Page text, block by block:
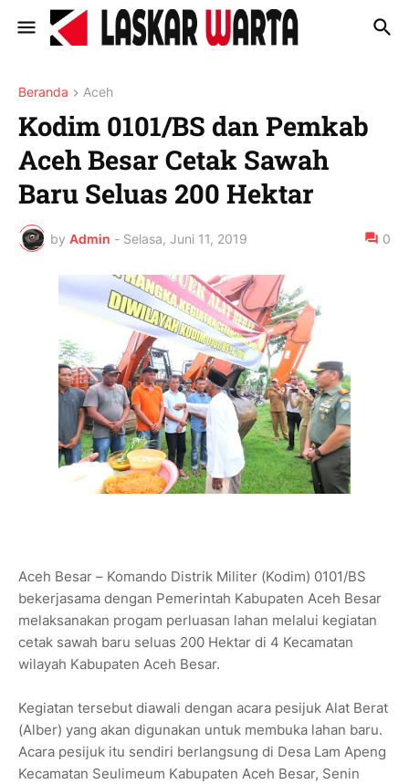
Beranda Aceh
Kodim 0101/BS dan Pemkab
Aceh Besar Cetak Sawah
Baru Seluas 200 Hektar
by Admin - Selasa, Juni 11, 2019 0
Aceh Besar – Komando Distrik Militer (Kodim) 0101/BS
bekerjasama dengan Pemerintah Kabupaten Aceh Besar
melaksanakan progam perluasan lahan melalui kegiatan
cetak sawah baru seluas 200 Hektar di 4 Kecamatan
wilayah Kabupaten Aceh Besar.
Kegiatan tersebut diawali dengan acara pesijuk Alat Berat
(Alber) yang akan digunakan untuk membuka lahan baru.
Acara pesijuk itu sendiri berlangsung di Desa Lam Apeng
Kecamatan Seulimeum Kabupaten Aceh Besar, Senin